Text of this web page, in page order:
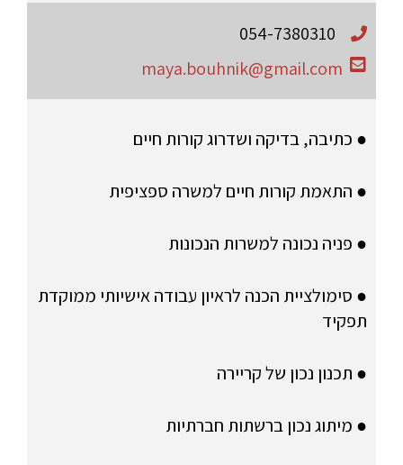
054-7380310
maya.bouhnik@gmail.com
● כתיבה, בדיקה ושדרוג קורות חיים
● התאמת קורות חיים למשרה ספציפית
● פניה נכונה למשרות הנכונות
● סימולציית הכנה לראיון עבודה אישיותי ממוקדת
תפקיד
● תכנון נכון של קריירה
● מיתוג נכון ברשתות חברתיות